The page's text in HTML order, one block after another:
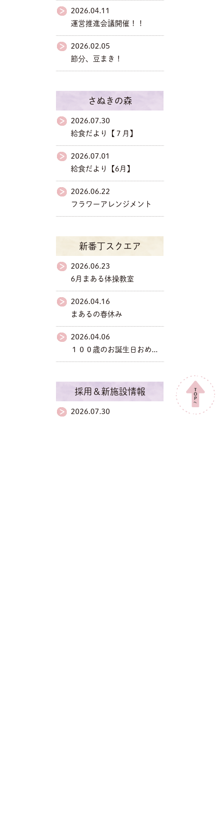
2026.04.11
運営推進会議開催！！
2026.02.05
節分、豆まき！
さぬきの森
2026.07.30
給食だより【７月】
2026.07.01
給食だより【6月】
2026.06.22
フラワーアレンジメント
新番丁スクエア
2026.06.23
6月まある体操教室
2026.04.16
まあるの春休み
2026.04.06
１００歳のお誕生日おめ...
採用＆新施設情報
2026.07.30